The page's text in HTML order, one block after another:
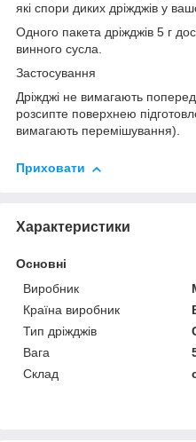
які спори диких дріжджів у
Одного пакета дріжджів 5 г
винного сусла.
Застосування
Дріжджі не вимагають
розсипте поверхнею
вимагають перемішування).
Приховати
Характеристики
Основні
Виробник
Країна виробник
Тип дріжджів
Вага
Склад